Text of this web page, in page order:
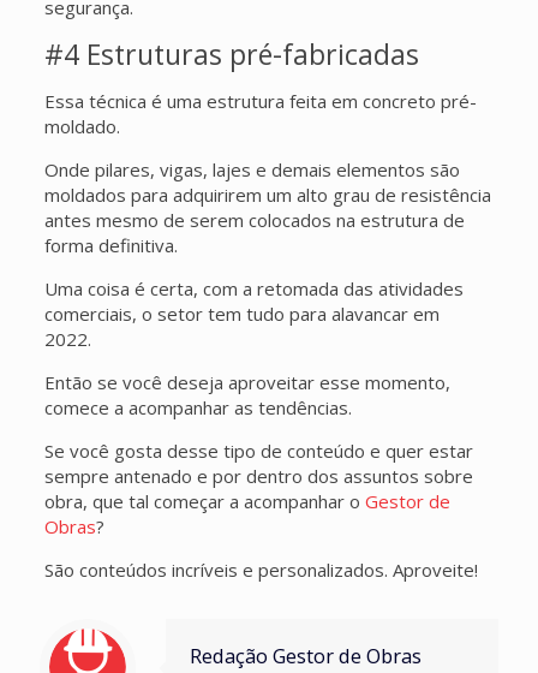
segurança.
#4 Estruturas pré-fabricadas
Essa técnica é uma estrutura feita em concreto pré-
moldado.
Onde pilares, vigas, lajes e demais elementos são
moldados para adquirirem um alto grau de resistência
antes mesmo de serem colocados na estrutura de
forma definitiva.
Uma coisa é certa, com a retomada das atividades
comerciais, o setor tem tudo para alavancar em
2022.
Então se você deseja aproveitar esse momento,
comece a acompanhar as tendências.
Se você gosta desse tipo de conteúdo e quer estar
sempre antenado e por dentro dos assuntos sobre
obra, que tal começar a acompanhar o Gestor de
Obras?
São conteúdos incríveis e personalizados. Aproveite!
Redação Gestor de Obras